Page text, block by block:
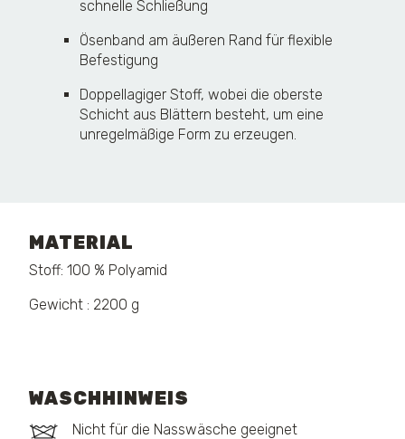
schnelle Schließung
Ösenband am äußeren Rand für flexible
Befestigung
Doppellagiger Stoff, wobei die oberste
Schicht aus Blättern besteht, um eine
unregelmäßige Form zu erzeugen.
MATERIAL
Stoff: 100 % Polyamid
Gewicht : 2200 g
WASCHHINWEIS
Nicht für die Nasswäsche geeignet